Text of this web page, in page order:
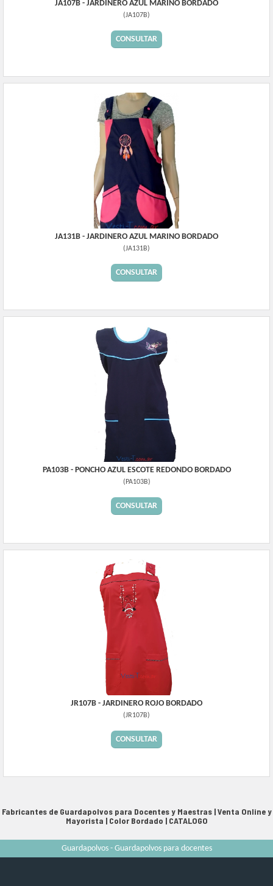
JA107B - JARDINERO AZUL MARINO BORDADO
(JA107B)
CONSULTAR
JA131B - JARDINERO AZUL MARINO BORDADO
(JA131B)
CONSULTAR
PA103B - PONCHO AZUL ESCOTE REDONDO BORDADO
( PA103B)
CONSULTAR
JR107B - JARDINERO ROJO BORDADO
(JR107B)
CONSULTAR
Fabricantes de Guardapolvos para Docentes y Maestras | Venta Online y
Mayorista | Color Bordado | CATALOGO
Guardapolvos - Guardapolvos para docentes